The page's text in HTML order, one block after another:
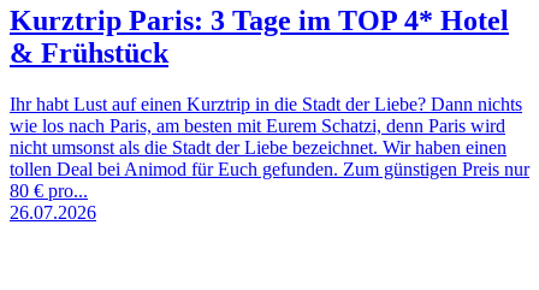
Kurztrip Paris: 3 Tage im TOP 4* Hotel
& Frühstück
Ihr habt Lust auf einen Kurztrip in die Stadt der Liebe? Dann nichts
wie los nach Paris, am besten mit Eurem Schatzi, denn Paris wird
nicht umsonst als die Stadt der Liebe bezeichnet. Wir haben einen
tollen Deal bei Animod für Euch gefunden. Zum günstigen Preis nur
80 € pro...
26.07.2026